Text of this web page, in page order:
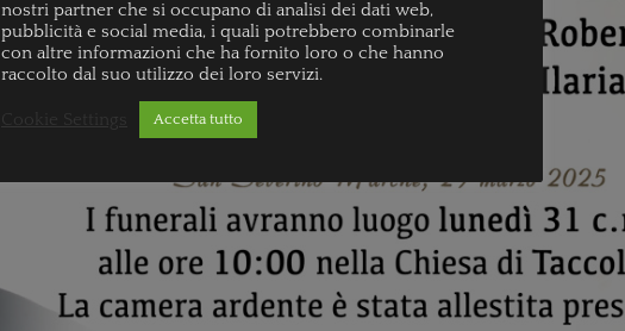
nostri partner che si occupano di analisi dei dati web,
pubblicità e social media, i quali potrebbero combinarle
con altre informazioni che ha fornito loro o che hanno
raccolto dal suo utilizzo dei loro servizi.
Accetta tutto